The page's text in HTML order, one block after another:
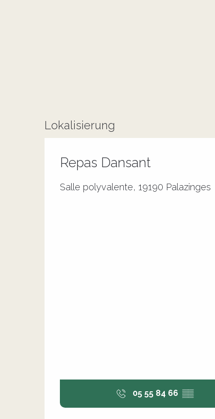
Lokalisierung
Repas Dansant
Salle polyvalente, 19190 Palazinges
05 55 84 66 ▒▒